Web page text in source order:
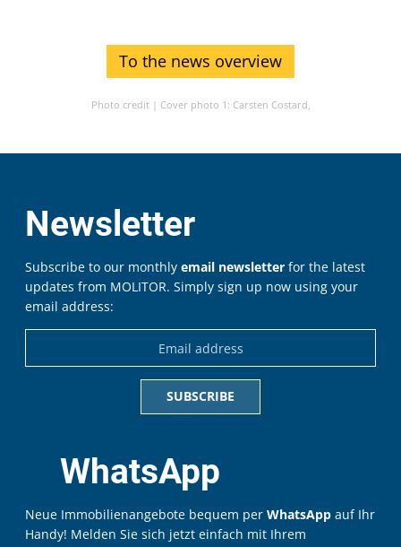
To the news overview
Photo credit | Cover photo 1: Carsten Costard,
Newsletter
Subscribe to our monthly email newsletter for the latest
updates from MOLITOR. Simply sign up now using your
email address:
WhatsApp
Neue Immobilienangebote bequem per WhatsApp auf Ihr
Handy! Melden Sie sich jetzt einfach mit Ihrem